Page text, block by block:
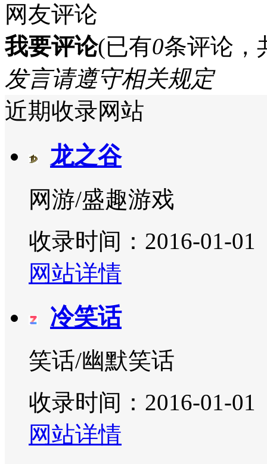
网友评论
我要评论(已有0条评论，
发言请遵守相关规定
近期收录网站
龙之谷
网游/盛趣游戏
收录时间：2016-01-01
网站详情
冷笑话
笑话/幽默笑话
收录时间：2016-01-01
网站详情